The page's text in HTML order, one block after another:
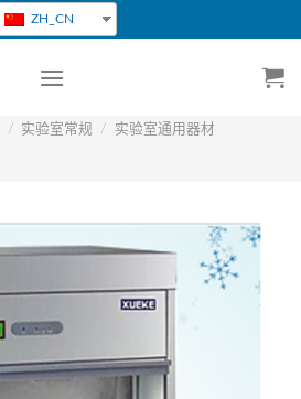
ZH_CN
/ 实验室常规 / 实验室通用器材